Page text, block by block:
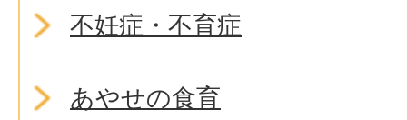
不妊症・不育症
あやせの食育